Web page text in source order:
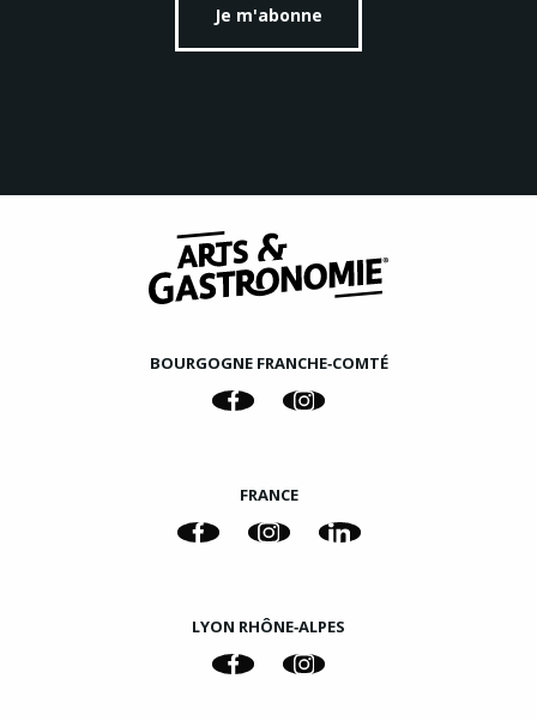
Je m'abonne
BOURGOGNE FRANCHE‑COMTÉ
FRANCE
LYON RHÔNE‑ALPES